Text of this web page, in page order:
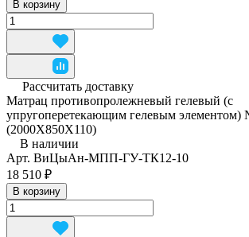
В корзину
Рассчитать доставку
Матрац противопролежневый гелевый (с
упругоперетекающим гелевым
(2000Х850Х110)
В наличии
Арт. ВиЦыАн-МПП-ГУ-ТК12-10
18 510 ₽
В корзину